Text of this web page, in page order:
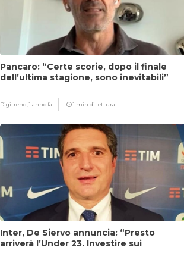
Pancaro: “Certe scorie, dopo il finale
dell’ultima stagione, sono inevitabili”
Digitrend,1 anno fa 1 min di lettura
Inter, De Siervo annuncia: “Presto
arriverà l’Under 23. Investire sui